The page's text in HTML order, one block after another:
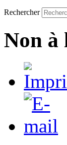
Rechercher
Non à